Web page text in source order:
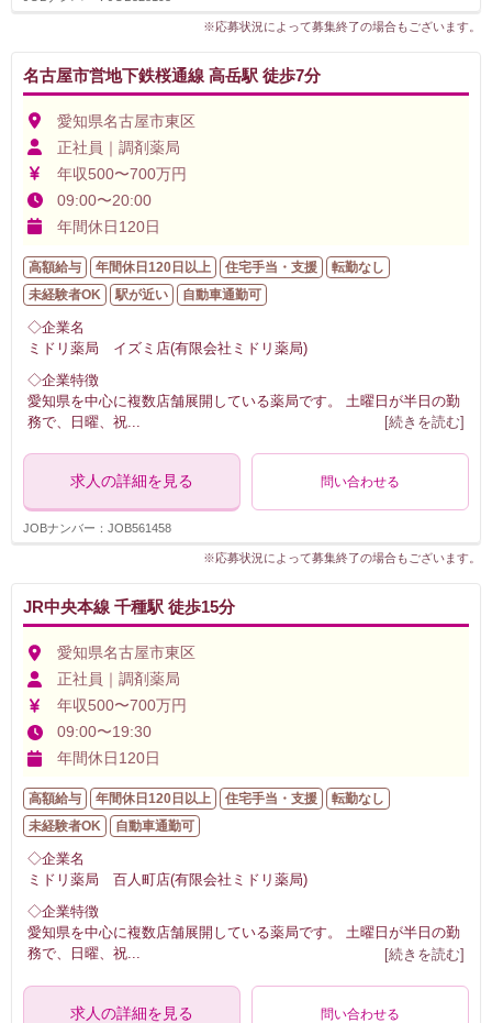
※応募状況によって募集終了の場合もございます。
名古屋市営地下鉄桜通線 高岳駅 徒歩7分
愛知県名古屋市東区
正社員｜調剤薬局
年収500〜700万円
09:00〜20:00
年間休日120日
高額給与 年間休日120日以上 住宅手当・支援
転勤なし
未経験者OK
駅が近い 自動車通勤可
◇企業名
ミドリ薬局 イズミ店(有限会社ミドリ薬局)
◇企業特徴
愛知県を中心に複数店舗展開している薬局です。 土曜日が半日の勤
務で、日曜、祝
[続きを読む]
求人の詳細を見る 問い合わせる
JOBナンバー：JOB561458
※応募状況によって募集終了の場合もございます。
JR中央本線 千種駅 徒歩15分
愛知県名古屋市東区
正社員｜調剤薬局
年収500〜700万円
09:00〜19:30
年間休日120日
高額給与 年間休日120日以上 住宅手当・支援
転勤なし
未経験者OK
自動車通勤可
◇企業名
ミドリ薬局 百人町店(有限会社ミドリ薬局)
◇企業特徴
愛知県を中心に複数店舗展開している薬局です。 土曜日が半日の勤
務で、日曜、祝... [続きを読む]
求人の詳細を見る 問い合わせる